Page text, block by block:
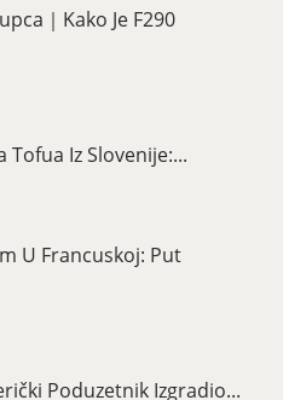
｜Kako Je F290
Iz Slovenije:...
U Francuskoj: Put
Poduzetnik Izgradio...